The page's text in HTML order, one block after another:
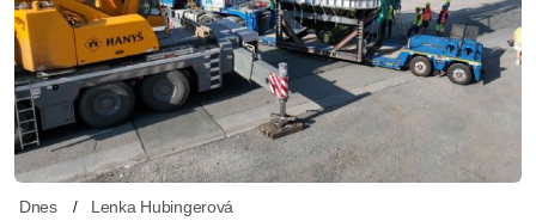
Dnes Lenka Hubingerová